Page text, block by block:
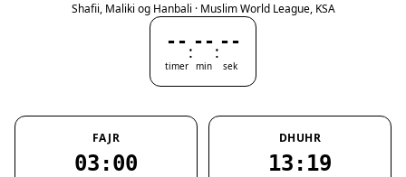
Shafii, Maliki og Hanbali · Muslim World League, KSA
--
timer
:--
min
:--
sek
FAJR
03:00
DHUHR
13:19